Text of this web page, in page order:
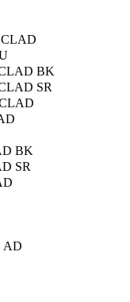
BK
SR
BK
SR
AD